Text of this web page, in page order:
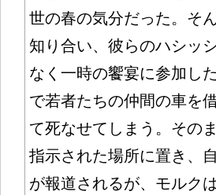
世の春の気分だった。そ
知り合い、彼らのハシッ
なく一時の饗宴に参加し
で若者たちの仲間の車を
て死なせてしまう。その
指示された場所に置き、
が報道されるが、モルク